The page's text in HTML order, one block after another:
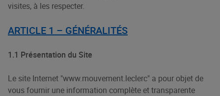
visites, à les respecter.
ARTICLE 1 – GÉNÉRALITÉS
1.1 Présentation du Site
Le site Internet "www.mouvement.leclerc" a pour objet de
vous fournir une information complète et transparente